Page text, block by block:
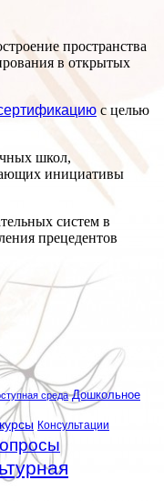
пространства
в открытых
с целью
школ,
инициативы
систем в
прецедентов
среда Дошкольное
Консультации